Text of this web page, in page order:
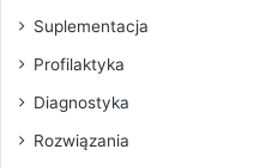
Suplementacja
Profilaktyka
Diagnostyka
Rozwiązania